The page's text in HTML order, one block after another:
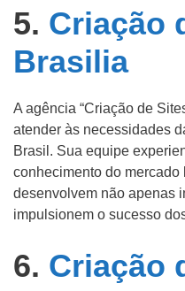
5. Criação
Brasilia
A agência “Criação de
atender às necessidades
Brasil. Sua equipe
conhecimento do
desenvolvem não apenas
impulsionem o sucesso
6. Criação